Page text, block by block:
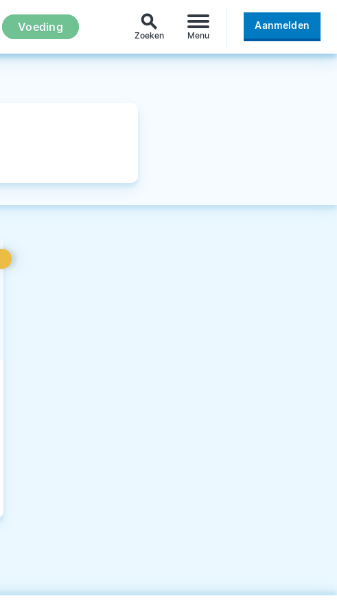
Voeding search
Zoeken Menu
Aanmelden